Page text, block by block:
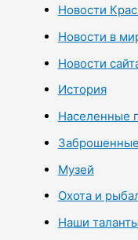
Новости
Новости в
Новости
История
Населенные
Музей
Охота и
Наши таланты